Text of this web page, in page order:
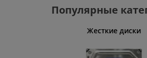
Популярные
Жесткие диски